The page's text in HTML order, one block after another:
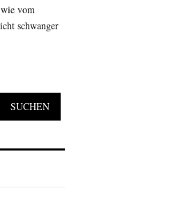
vom
schwanger
SUCHEN